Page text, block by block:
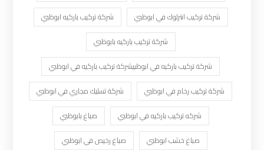
شركة تركيب انترلوك في ابوظبي
شركة تركيب باركيه ابوظبي
شركة تركيب باركيه بابوظبي
شركة تركيب باركيه في ابوظبيشركة تركيب باركيه في ابوظبي
شركة تركيب رخام في ابوظبي
شركة تسليك مجاري في ابوظبي
شركه تركيب باركيه في ابوظبي
صباغ بابوظبي
صباغ خشب ابوظبي
صباغ رخيص في ابوظبي